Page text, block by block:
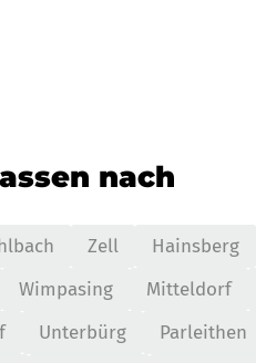
nach
Zell Hainsberg
Wimpasing Mitteldorf
Unterbürg Parleithen